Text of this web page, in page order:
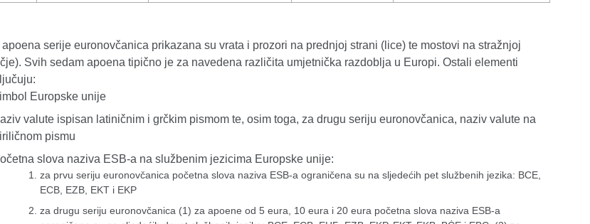
apoena serije euronovčanica prikazana su vrata i prozori na prednjoj strani (lice) te mostovi na stražnjoj
Svih sedam apoena tipično je za navedena različita umjetnička razdoblja u Europi. Ostali elementi
Europske unije
valute ispisan latiničnim i grčkim pismom te, osim toga, za drugu seriju euronovčanica, naziv valute na
pismu
slova naziva ESB-a na službenim jezicima Europske unije:
za prvu seriju euronovčanica početna slova naziva ESB-a ograničena su na sljedećih pet službenih jezika: BCE,
ECB, EZB, EKT i EKP
za drugu seriju euronovčanica (1) za apoene od 5 eura, 10 eura i 20 eura početna slova naziva ESB-a